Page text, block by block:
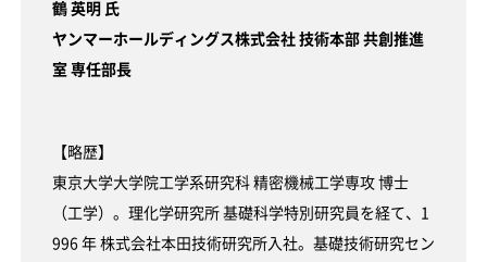
鶴 英明 氏
ヤンマーホールディングス株式会社 技術本部 共創推進
室 専任部長
【略歴】
東京大学大学院工学系研究科 精密機械工学専攻 博士
（工学）。理化学研究所 基礎科学特別研究員を経て、1
996 年 株式会社本田技術研究所入社。基礎技術研究セン